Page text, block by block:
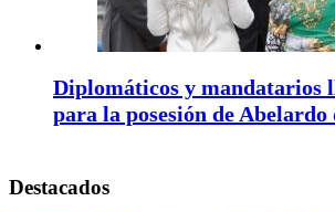
Diplomáticos y mandatarios
para la posesión de
Destacados